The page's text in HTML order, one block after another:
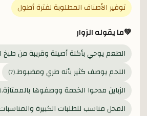
توفير الأصناف المطلوبة لفترة أطول
💚ما يقوله الزوار
الطعم يوحي بأكلة أصيلة وقريبة من طبخ
اللحم يوصف كثير بأنه طري ومضبوط.(
7
)
الزباين مدحوا الخدمة ووصفوها بالممتازة.(
المحل مناسب للطلبات الكبيرة